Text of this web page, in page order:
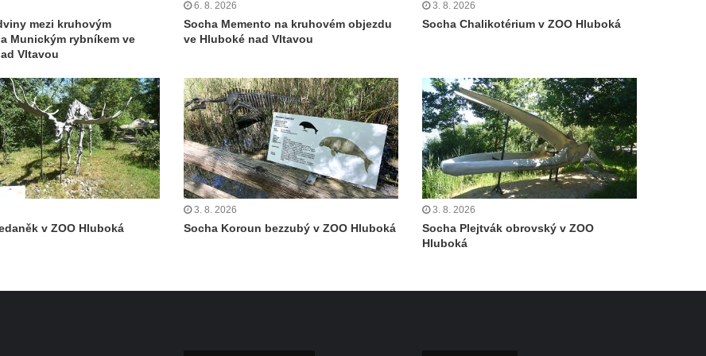
mezi kruhovým
Munickým rybníkem ve
Vltavou
6. 8. 2026
Socha Memento na kruhovém objezdu
ve Hluboké nad Vltavou
3. 8. 2026
Socha Chalikotérium v ZOO Hluboká
v ZOO Hluboká
3. 8. 2026
Socha Koroun bezzubý v ZOO Hluboká
3. 8. 2026
Socha Plejtvák obrovský v ZOO
Hluboká